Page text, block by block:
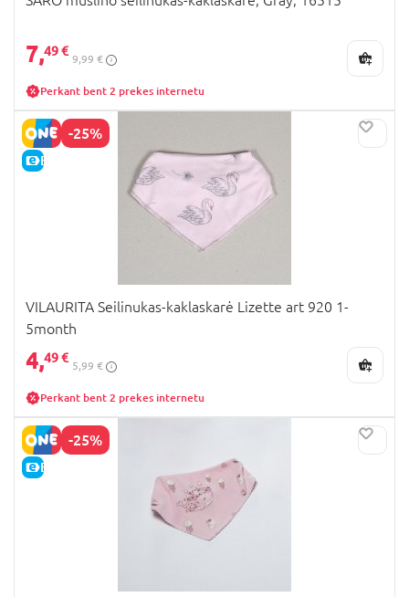
7,49 €
9,99 €
Perkant bent 2 prekes internetu
-25%
E-KAINA
VILAURITA Seilinukas-kaklaskarė Lizette art 920 1-
5month
4,49 €
5,99 €
Perkant bent 2 prekes internetu
-25%
E-KAINA